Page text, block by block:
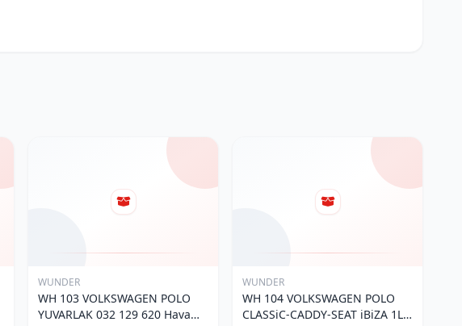
WUNDER
WH 103 VOLKSWAGEN POLO
YUVARLAK 032 129 620 Hava
WUNDER
WH 104 VOLKSWAGEN POLO
CLASSiC-CADDY-SEAT iBiZA 1L0